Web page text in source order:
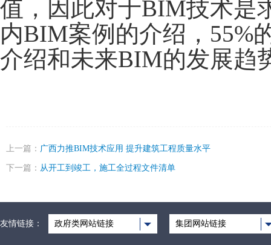
值，因此对于BIM技术是
内BIM案例的介绍，55%
介绍和未来BIM的发展趋
上一篇： 广西力推BIM技术应用 提升建筑工程质量水平
下一篇： 从开工到竣工，施工全过程文件清单
友情链接： 政府类网站链接 集团网站链接